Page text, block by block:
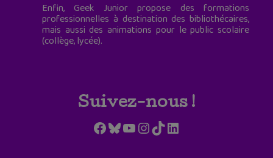
Enfin, Geek Junior propose des formations
professionnelles à destination des bibliothécaires,
mais aussi des animations pour le public scolaire
(collège, lycée).
Suivez-nous !
Facebook
Bluesky
YouTube
Instagram
TikTokLinkedIn